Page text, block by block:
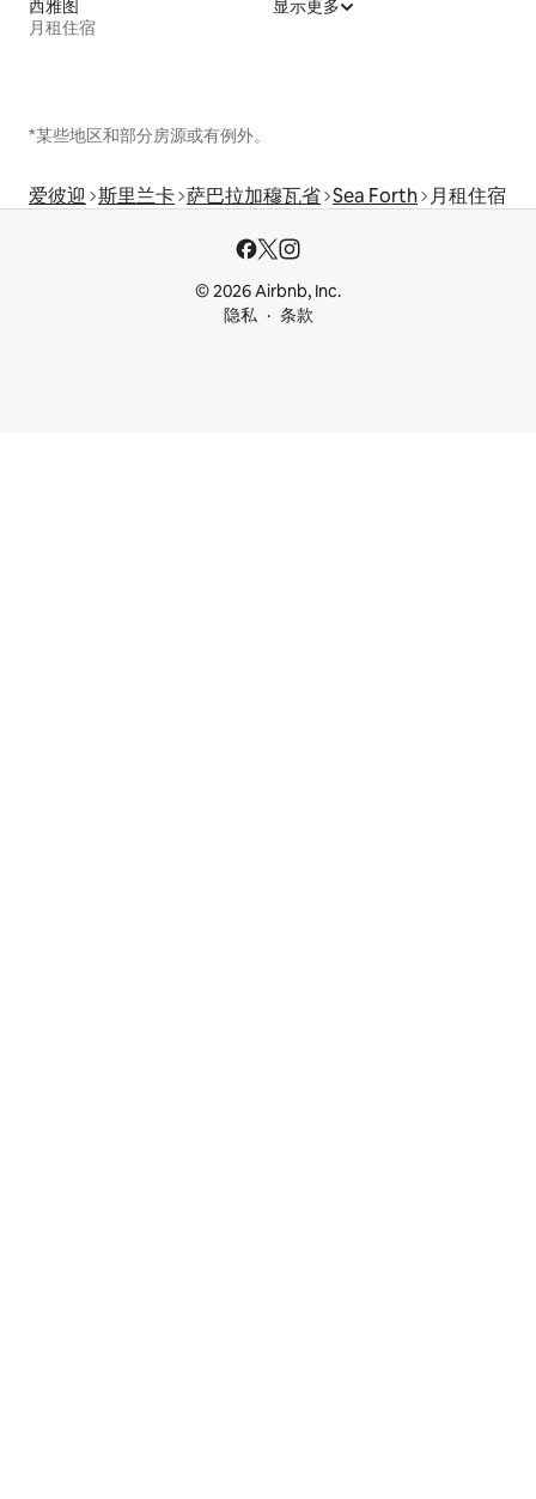
西雅图
月租住宿
显示更多
*某些地区和部分房源或有例外。
爱彼迎 斯里兰卡 萨巴拉加穆瓦省 Sea Forth 月租住宿
© 2026 Airbnb, Inc.
隐私
条款